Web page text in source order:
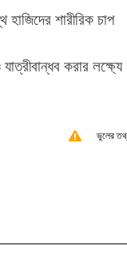
শারীরিক চাপ
করার লক্ষ্যে
ভুলের